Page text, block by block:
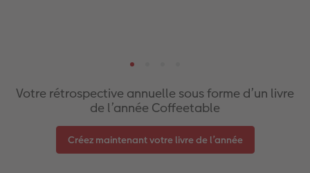
Votre rétrospective annuelle sous forme d’un livre
de l’année Coffeetable
Créez maintenant votre livre de l’année